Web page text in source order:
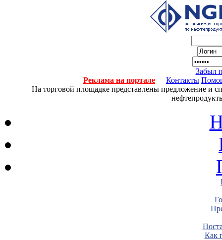
Забыл
Реклама на портале
Контакты
На торговой площадке представлены предложение и
Как